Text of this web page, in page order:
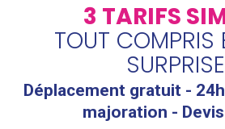
3 TARIFS
TOUT COMPRIS
Déplacement gratuit -
majoration -